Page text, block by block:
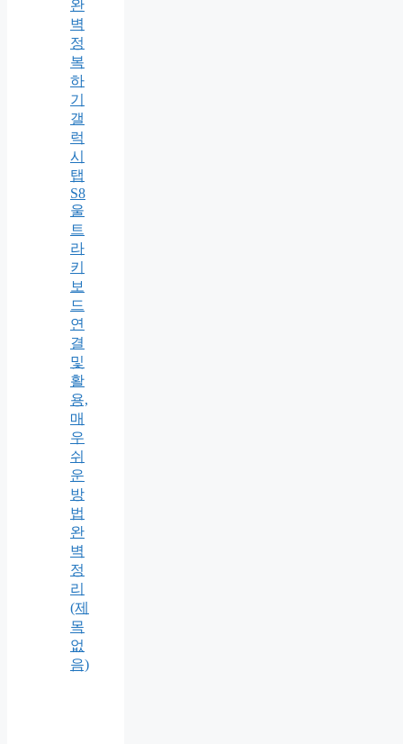
완
벽
정
복
하
기
갤
럭
시
탭
S8
울
트
라
키
보
드
연
결
및
활
용,
매
우
쉬
운
방
법
완
벽
정
리
(제
목
없
음)